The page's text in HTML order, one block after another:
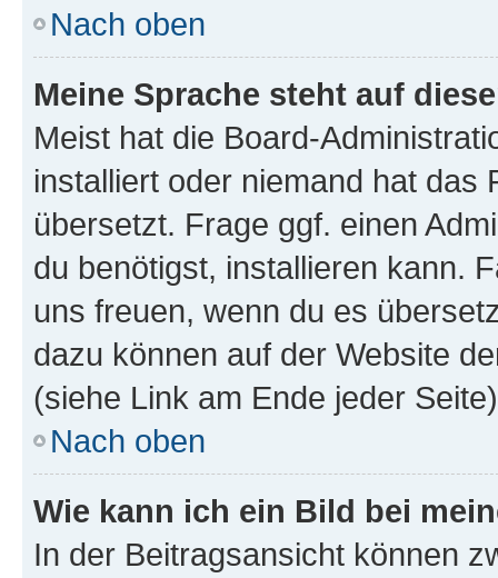
Nach oben
Meine Sprache steht auf
Meist hat die Board-
installiert oder niemand hat das
übersetzt. Frage ggf. einen
du benötigst, installieren kann.
uns freuen, wenn du es
dazu können auf der Website
(siehe Link am Ende jeder
Nach oben
Wie kann ich ein Bild bei
In der Beitragsansicht können